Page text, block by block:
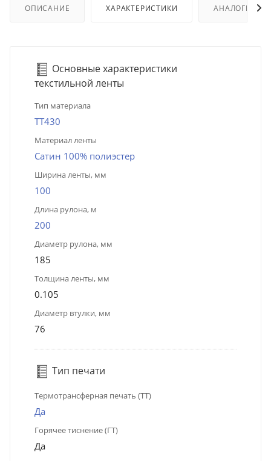
ОПИСАНИЕ ХАРАКТЕРИСТИКИ АНАЛОГИ
Основные характеристики
текстильной ленты
Тип материала
TT430
Материал ленты
Сатин 100% полиэстер
Ширина ленты, мм
100
Длина рулона, м
200
Диаметр рулона, мм
185
Толщина ленты, мм
0.105
Диаметр втулки, мм
76
Тип печати
Термотрансферная печать (ТТ)
Да
Горячее тиснение (ГТ)
Да